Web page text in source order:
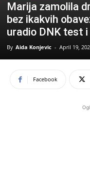
Marija zamolila
bez ikakvih
uradio DNK test
By Aida Konjevic - April 19,
Facebook